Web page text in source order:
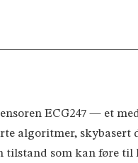
ECG247 — et
algoritmer, skybasert
som kan føre til